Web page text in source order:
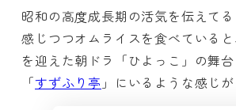
昭和の高度成長期の活気を伝えて
感じつつオムライスを食べている
を迎えた朝ドラ「ひよっこ」の舞
「すずふり亭 」にいるような感じ